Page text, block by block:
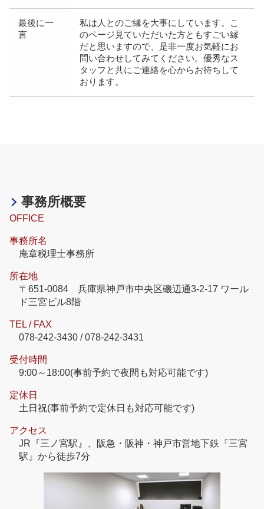
最後に一
言
私は人とのご縁を大事にしています。こ
のページ見ていただいた方ともすごい縁
だと思いますので、是非一度お気軽にお
問い合わせしてみてください。優秀なス
タッフと共にご連絡を心からお待ちして
おります。
事務所概要
OFFICE
事務所名
庵章税理士事務所
所在地
〒651-0084 兵庫県神戸市中央区磯辺通3-2-17 ワール
ド三宮ビル8階
TEL / FAX
078-242-3430 / 078-242-3431
受付時間
9:00～18:00(事前予約で夜間も対応可能です)
定休日
土日祝(事前予約で定休日も対応可能です)
アクセス
JR『三ノ宮駅』、阪急・阪神・神戸市営地下鉄『三宮
駅』から徒歩7分